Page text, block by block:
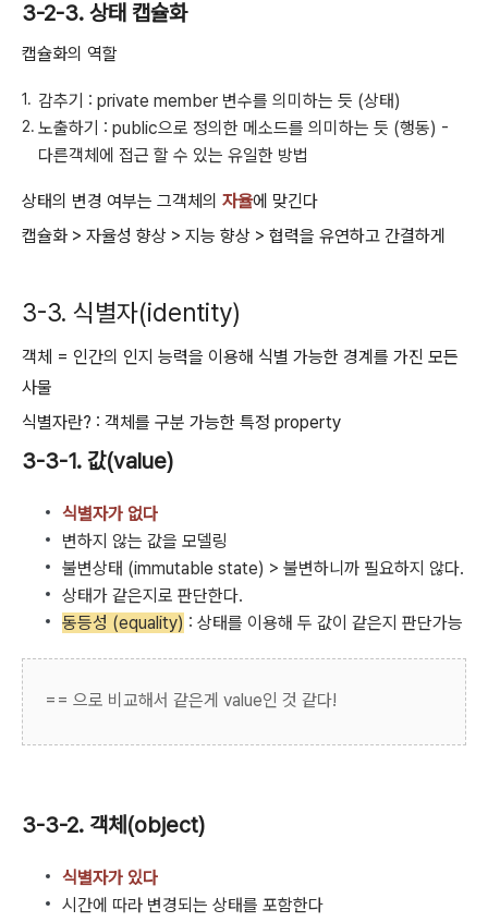
3-2-3. 상태 캡슐화
캡슐화의 역할
감추기 : private member 변수를 의미하는 듯 (상태)
노출하기 : public으로 정의한 메소드를 의미하는 듯 (행동) -
다른객체에 접근 할 수 있는 유일한 방법
상태의 변경 여부는 그객체의 자율에 맞긴다
캡슐화 > 자율성 향상 > 지능 향상 > 협력을 유연하고 간결하게
3-3. 식별자(identity)
객체 = 인간의 인지 능력을 이용해 식별 가능한 경계를 가진 모든
사물
식별자란? : 객체를 구분 가능한 특정 property
3-3-1. 값(value)
식별자가 없다
변하지 않는 값을 모델링
불변상태 (immutable state) > 불변하니까 필요하지 않다.
상태가 같은지로 판단한다.
동등성 (equality) : 상태를 이용해 두 값이 같은지 판단가능
== 으로 비교해서 같은게 value인 것 같다!
3-3-2. 객체(object)
식별자가 있다
시간에 따라 변경되는 상태를 포함한다